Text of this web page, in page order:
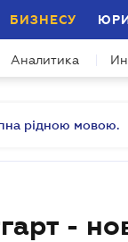
БИЗНЕСУ
Аналитика
рідною мовою.
-